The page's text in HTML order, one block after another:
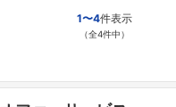
こちらの企業もフォローしませ
1〜4件表示
（全4件中）